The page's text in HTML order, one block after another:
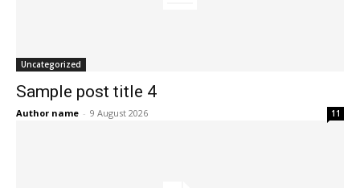
Uncategorized
Sample post title 4
Author name - 9 August 2026 11